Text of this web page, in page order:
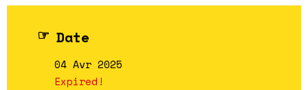
Date
04 Avr 2025
Expired!